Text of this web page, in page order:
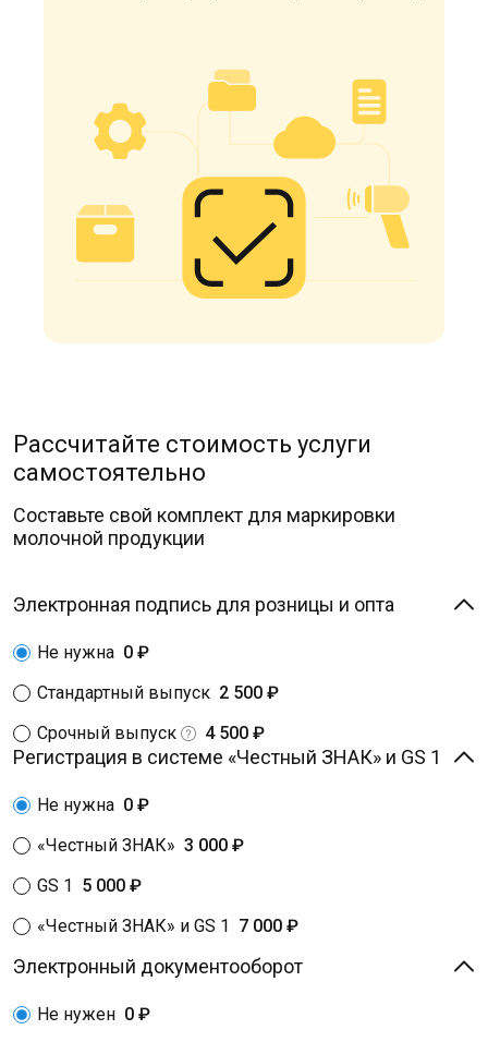
Рассчитайте стоимость услуги
самостоятельно
Составьте свой комплект для маркировки
молочной продукции
Электронная подпись для розницы и опта
Не нужна 0 ₽
Стандартный выпуск 2 500 ₽
Срочный выпуск
4 500 ₽
Регистрация в системе «Честный ЗНАК» и GS 1
Не нужна 0 ₽
«Честный ЗНАК» 3 000 ₽
GS 1 5 000 ₽
«Честный ЗНАК» и GS 1 7 000 ₽
Электронный документооборот
Не нужен 0 ₽